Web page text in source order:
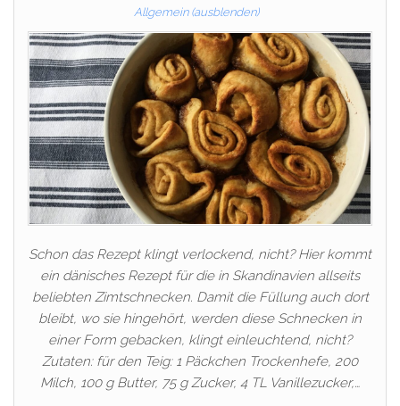
Allgemein (ausblenden)
Schon das Rezept klingt verlockend, nicht? Hier kommt
ein dänisches Rezept für die in Skandinavien allseits
beliebten Zimtschnecken. Damit die Füllung auch dort
bleibt, wo sie hingehört, werden diese Schnecken in
einer Form gebacken, klingt einleuchtend, nicht?
Zutaten: für den Teig: 1 Päckchen Trockenhefe, 200
Milch, 100 g Butter, 75 g Zucker, 4 TL Vanillezucker,…